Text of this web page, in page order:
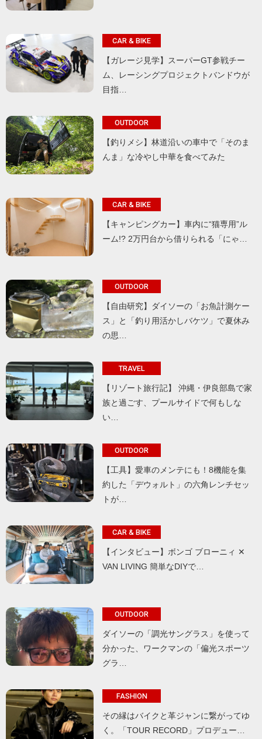
CAR & BIKE
【ガレージ見学】スーパーGT参戦チー
ム、レーシングプロジェクトバンドウが
目指…
OUTDOOR
【釣りメシ】林道沿いの車中で「そのま
んま」な冷やし中華を食べてみた
CAR & BIKE
【キャンピングカー】車内に“猫専用”ル
ーム!? 2万円台から借りられる「にゃ…
OUTDOOR
【自由研究】ダイソーの「お魚計測ケー
ス」と「釣り用活かしバケツ」で夏休み
の思…
TRAVEL
【リゾート旅行記】 沖縄・伊良部島で家
族と過ごす、プールサイドで何もしな
い…
OUTDOOR
【工具】愛車のメンテにも！8機能を集
約した「デウォルト」の六角レンチセッ
トが…
CAR & BIKE
【インタビュー】ボンゴ ブローニィ ✕
VAN LIVING 簡単なDIYで…
OUTDOOR
ダイソーの「調光サングラス」を使って
分かった、ワークマンの「偏光スポーツ
グラ…
FASHION
その縁はバイクと革ジャンに繋がってゆ
く。「TOUR RECORD」プロデュー…